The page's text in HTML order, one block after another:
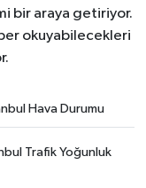
bir araya getiriyor.
okuyabilecekleri
Hava Durumu
Trafik Yoğunluk